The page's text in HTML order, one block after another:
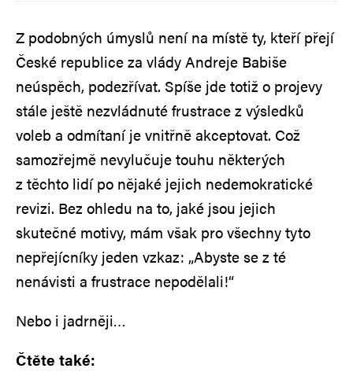
Z podobných úmyslů není na místě ty, kteří přejí
České republice za vlády Andreje Babiše
neúspěch, podezřívat. Spíše jde totiž o projevy
stále ještě nezvládnuté frustrace z výsledků
voleb a odmítaní je vnitřně akceptovat. Což
samozřejmě nevylučuje touhu některých
z těchto lidí po nějaké jejich nedemokratické
revizi. Bez ohledu na to, jaké jsou jejich
skutečné motivy, mám však pro všechny tyto
nepřejícníky jeden vzkaz: „Abyste se z té
nenávisti a frustrace nepodělali!“
Nebo i jadrněji…
Čtěte také: